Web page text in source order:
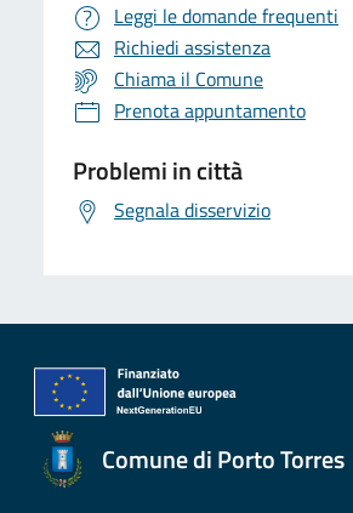
Leggi le domande frequenti
Richiedi assistenza
Chiama il Comune
Prenota appuntamento
Problemi in città
Segnala disservizio
Comune di Porto Torres